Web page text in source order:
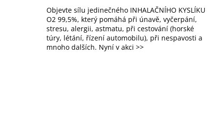
Objevte sílu jedinečného INHALAČNÍHO KYSLÍKU
O2 99,5%, který pomáhá při únavě, vyčerpání,
stresu, alergii, astmatu, při cestování (horské
túry, létání, řízení automobilu), při nespavosti a
mnoho dalších. Nyní v akci >>